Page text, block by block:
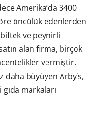
Amerika’da 3400
öncülük edenlerden
biftek ve peynirli
alan firma, birçok
vermiştir.
daha büyüyen Arby’s,
markaları